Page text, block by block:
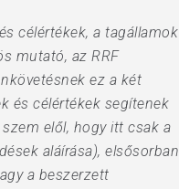
célértékek, a tagállamok
mutató, az RRF
ez a két
és célértékek segítenek
elől, hogy itt csak a
aláírása), elsősorban
a beszerzett